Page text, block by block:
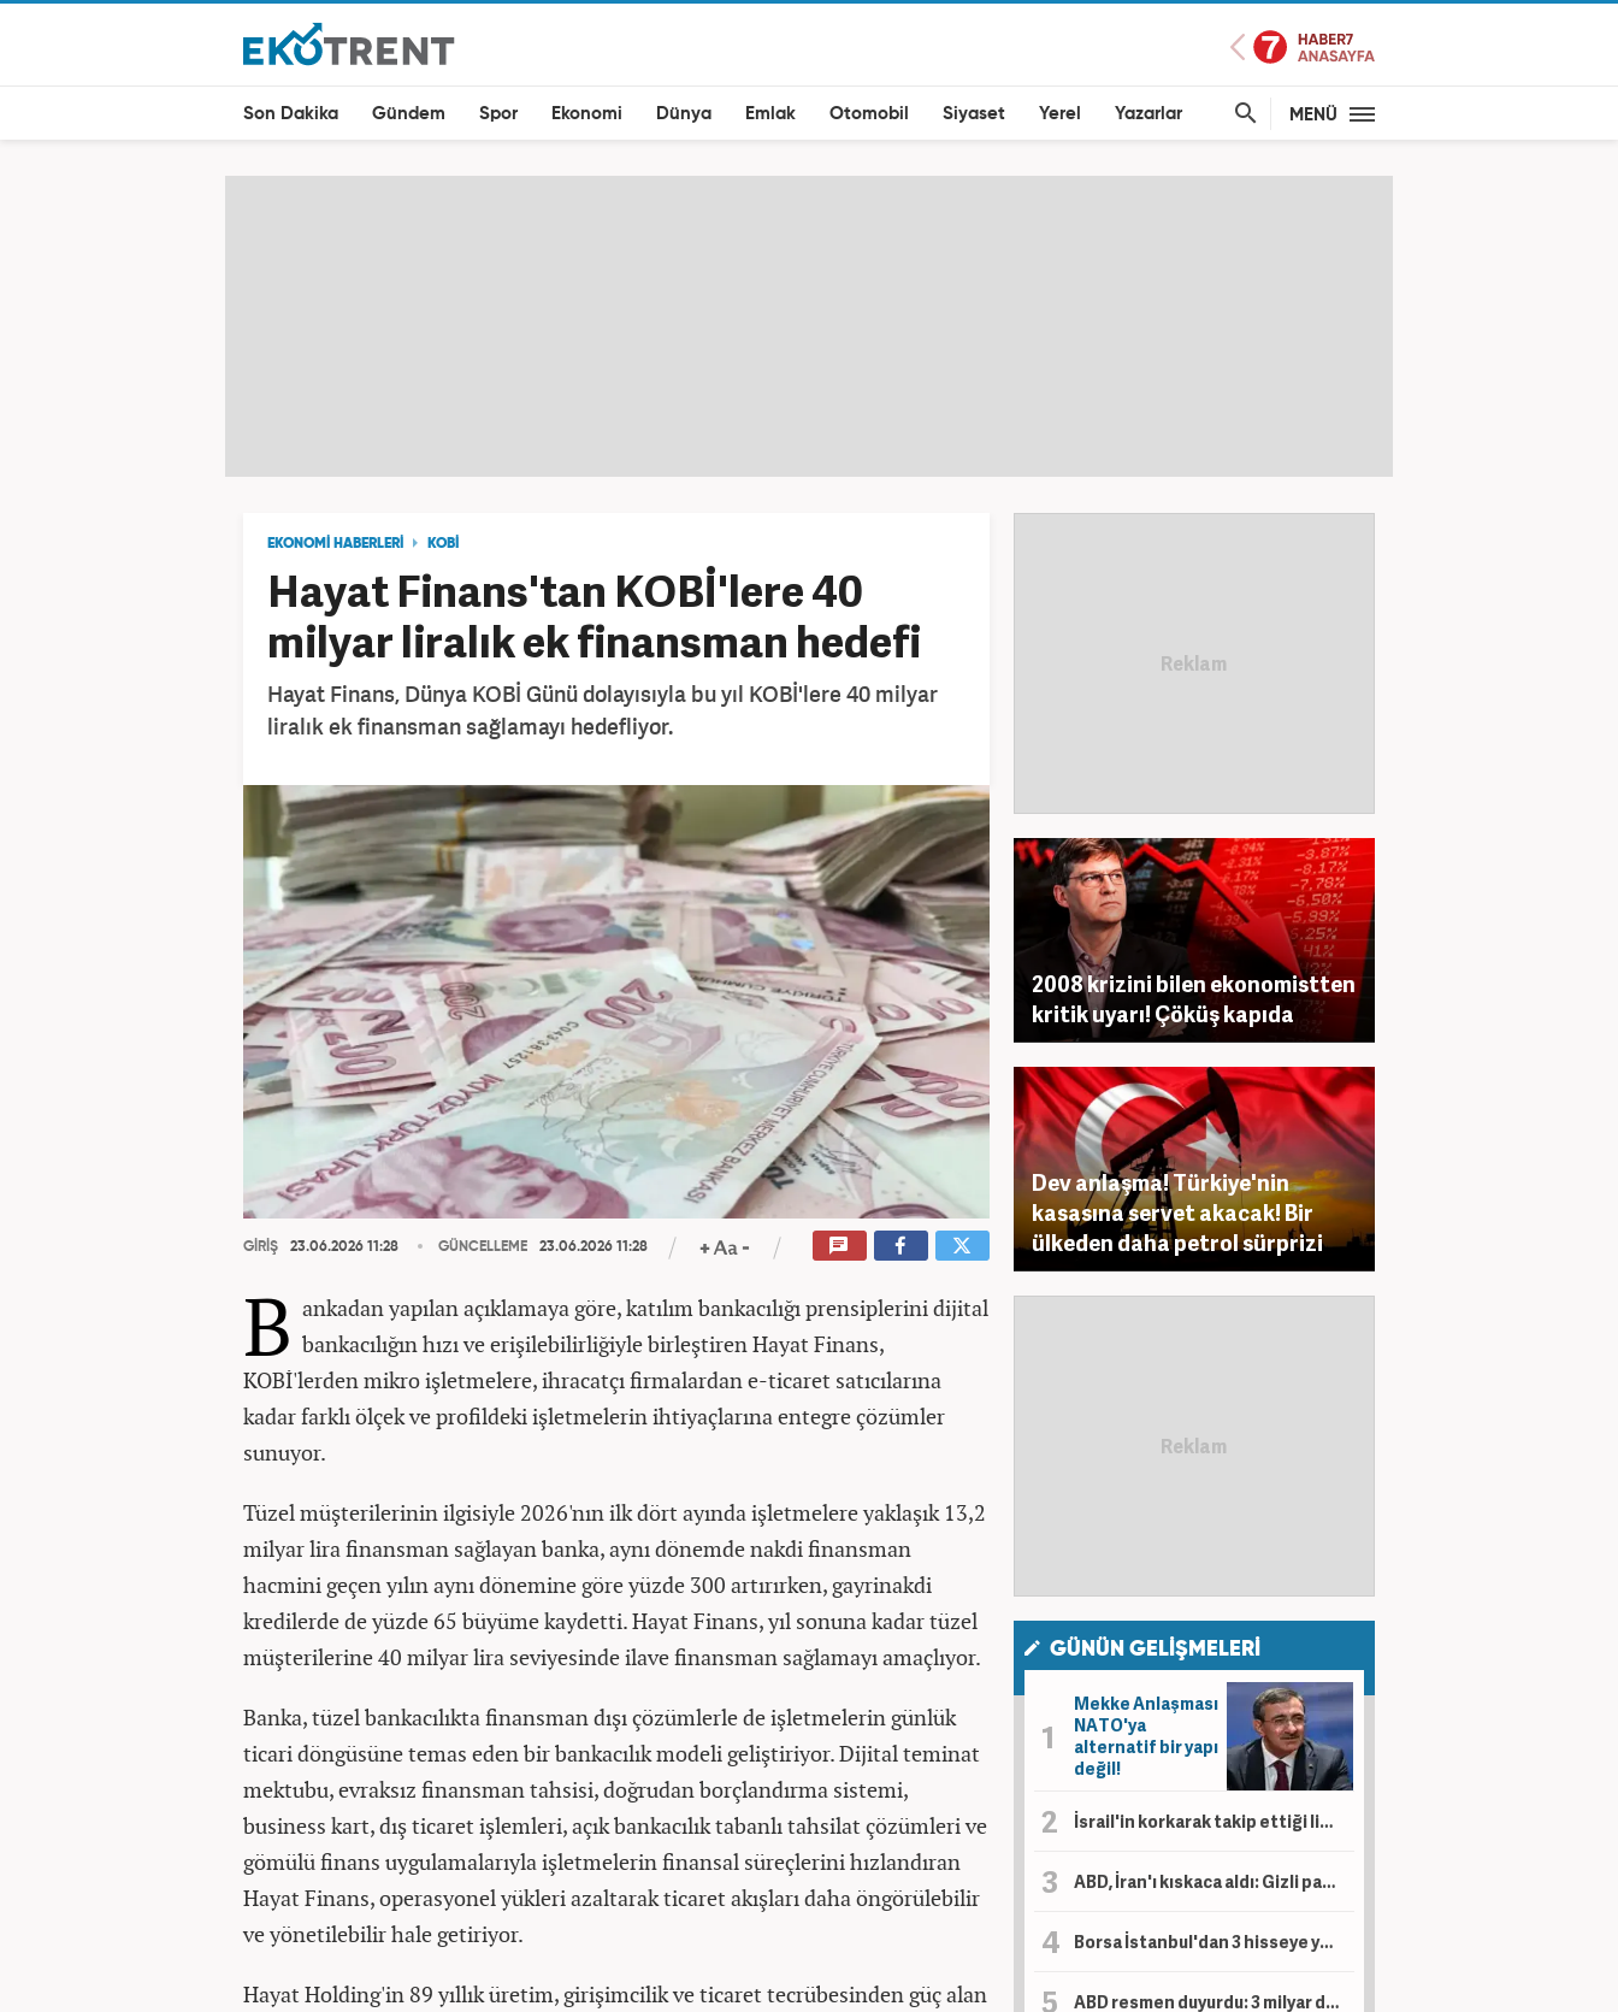
Son Dakika Gündem Spor Ekonomi Dünya Emlak Otomobil Siyaset Yerel Yazarlar MENÜ
EKONOMİ HABERLERİ KOBI
Hayat Finans'tan KOBİ'lere 40
milyar liralık ek finansman hedefi
Hayat Finans, Dünya KOBİ Günü dolayısıyla bu yıl KOBİ'lere 40 milyar
liralık ek finansman sağlamayı hedefliyor.
GİRİŞ 23.06.2026 11:28 GÜNCELLEME 23.06.2026 11:28
B ankadan yapılan açıklamaya göre, katılım bankacılığı prensiplerini dijital
bankacılığın hızı ve erişilebilirliğiyle birleştiren Hayat Finans,
KOBİ'lerden mikro işletmelere, ihracatçı firmalardan e-ticaret satıcılarına
kadar farklı ölçek ve profildeki işletmelerin ihtiyaçlarına entegre çözümler
sunuyor.
Tüzel müşterilerinin ilgisiyle 2026'nın ilk dört ayında işletmelere yaklaşık 13,2
milyar lira finansman sağlayan banka, aynı dönemde nakdi finansman
hacmini geçen yılın aynı dönemine göre yüzde 300 artırırken, gayrinakdi
kredilerde de yüzde 65 büyüme kaydetti. Hayat Finans, yıl sonuna kadar tüzel
müşterilerine 40 milyar lira seviyesinde ilave finansman sağlamayı amaçlıyor.
Banka, tüzel bankacılıkta finansman dışı çözümlerle de işletmelerin günlük
ticari döngüsüne temas eden bir bankacılık modeli geliştiriyor. Dijital teminat
mektubu, evraksız finansman tahsisi, doğrudan borçlandırma sistemi,
business kart, dış ticaret işlemleri, açık bankacılık tabanlı tahsilat çözümleri ve
gömülü finans uygulamalarıyla işletmelerin finansal süreçlerini hızlandıran
Hayat Finans, operasyonel yükleri azaltarak ticaret akışları daha öngörülebilir
ve yönetilebilir hale getiriyor.
Hayat Holding'in 89 yıllık üretim, girişimcilik ve ticaret tecrübesinden güç alan
2008 krizini bilen ekonomistten
kritik uyarı! Çöküş kapıda
Dev anlaşma! Türkiye'nin
kasasına servet akacak! Bir
ülkeden daha petrol sürprizi
GÜNÜN GELİŞMELERİ
Mekke Anlaşması
NATO'ya
alternatif bir yapı
değil!
İsrail'in korkarak takip ettiği liste! İşte dünyanın en güçlü İslam orduları...
ABD, İran'ı kıskaca aldı: Gizli para ağı deşifre oldu!
Borsa İstanbul'dan 3 hisseye yeni tedbir kararı
ABD resmen duyurdu: 3 milyar dolar yatırım yapacaklar!